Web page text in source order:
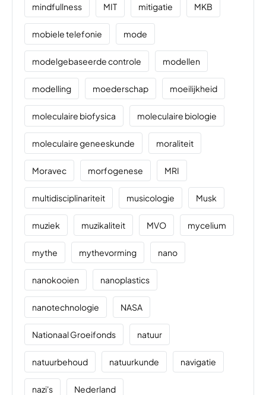
mindfullness MIT mitigatie MKB
mobiele telefonie mode
modelgebaseerde controle modellen
modelling moederschap moeilijkheid
moleculaire biofysica moleculaire biologie
moleculaire geneeskunde moraliteit
Moravec morfogenese MRI
multidisciplinariteit musicologie Musk
muziek muzikaliteit MVO mycelium
mythe mythevorming nano
nanokooien nanoplastics
nanotechnologie NASA
Nationaal Groeifonds natuur
natuurbehoud natuurkunde navigatie
nazi's Nederland